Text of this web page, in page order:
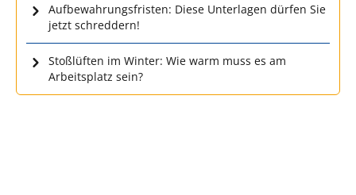
Aufbewahrungsfristen: Diese Unterlagen dürfen Sie
jetzt schreddern!
Stoßlüften im Winter: Wie warm muss es am
Arbeitsplatz sein?